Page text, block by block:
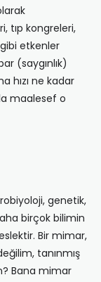
tıp kongreleri,
etkenler
(saygınlık)
hızı ne kadar
maalesef o
genetik,
birçok bilimin
Bir mimar,
tanınmış
Bana mimar